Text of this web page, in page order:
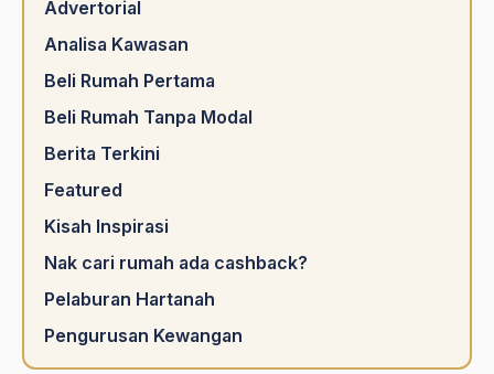
Advertorial
Analisa Kawasan
Beli Rumah Pertama
Beli Rumah Tanpa Modal
Berita Terkini
Featured
Kisah Inspirasi
Nak cari rumah ada cashback?
Pelaburan Hartanah
Pengurusan Kewangan